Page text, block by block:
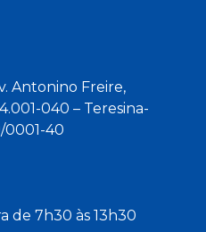
Antonino Freire,
040 – Teresina-
0001-40
de 7h30 às 13h30